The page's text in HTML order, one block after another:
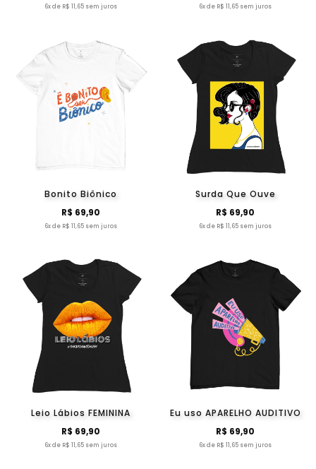
6x de R$ 11,65 sem juros 6x de R$ 11,65 sem juros
Bonito Biônico
R$ 69,90
6x de R$ 11,65 sem juros
Surda Que Ouve
R$ 69,90
6x de R$ 11,65 sem juros
Leio Lábios FEMININA
R$ 69,90
6x de R$ 11,65 sem juros
Eu uso APARELHO AUDITIVO
R$ 69,90
6x de R$ 11,65 sem juros